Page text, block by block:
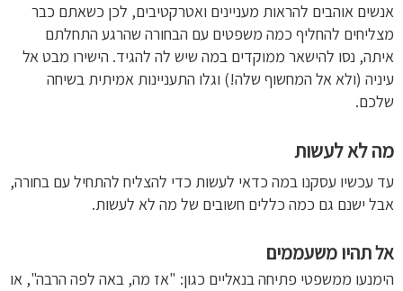
אנשים אוהבים להראות מעניינים ואטרקטיבים, לכן כשאתם כבר
מצליחים להחליף כמה משפטים עם הבחורה שהרגע התחלתם
איתה, נסו להישאר ממוקדים במה שיש לה להגיד. הישירו מבט אל
עיניה (ולא אל המחשוף שלה!) וגלו התעניינות אמיתית בשיחה
שלכם.
מה לא לעשות
עד עכשיו עסקנו במה כדאי לעשות כדי להצליח להתחיל עם בחורה,
אבל ישנם גם כמה כללים חשובים של מה לא לעשות.
אל תהיו משעממים
הימנעו ממשפטי פתיחה בנאליים כגון: "אז מה, באה לפה הרבה", או